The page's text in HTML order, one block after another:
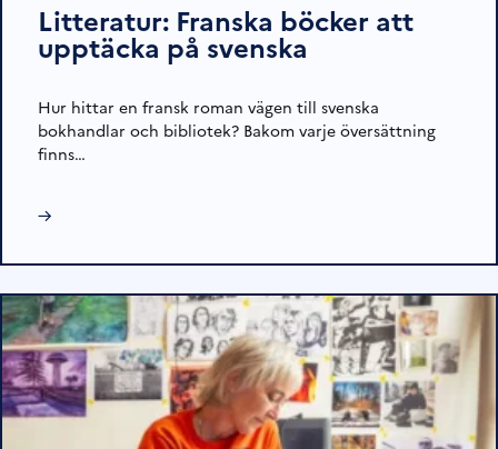
Litteratur: Franska böcker att
upptäcka på svenska
Hur hittar en fransk roman vägen till svenska
bokhandlar och bibliotek? Bakom varje översättning
finns…
→